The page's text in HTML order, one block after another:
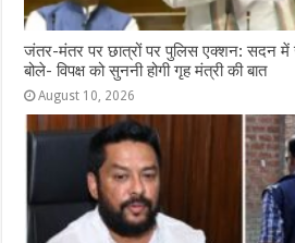
जंतर-मंतर पर छात्रों पर पुलिस एक्शन: सदन में
बोले- विपक्ष को सुननी होगी गृह मंत्री की बात
August 10, 2026